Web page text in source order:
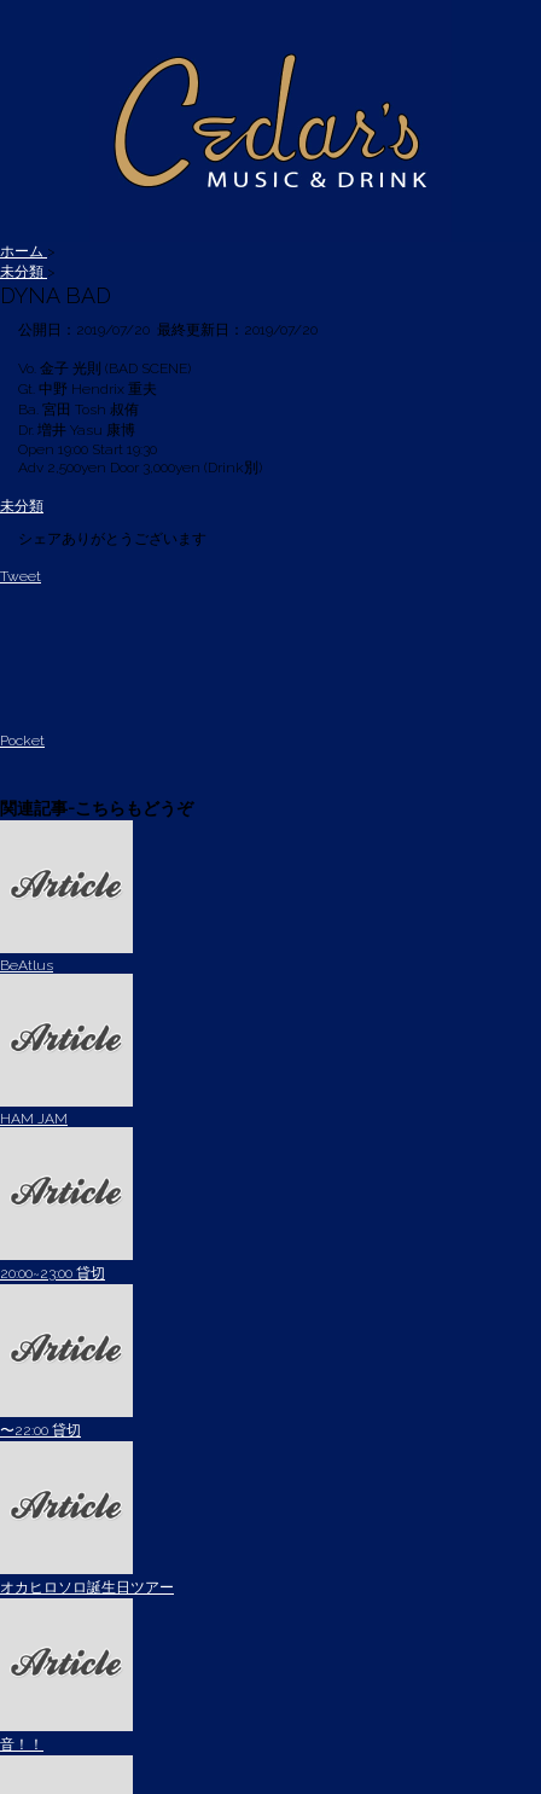
ホーム >
未分類 >
DYNA BAD
公開日： 2019/07/20 最終更新日：2019/07/20
Vo. 金子 光則 (BAD SCENE)
Gt. 中野 Hendrix 重夫
Ba. 宮田 Tosh 叔侑
Dr. 増井 Yasu 康博
Open 19:00 Start 19:30
Adv 2,500yen Door 3,000yen (Drink別)
未分類
シェアありがとうございます
Tweet
Pocket
関連記事-こちらもどうぞ
BeAtlus
HAM JAM
20:00~23:00 貸切
〜22:00 貸切
オカヒロソロ誕生日ツアー
音！！